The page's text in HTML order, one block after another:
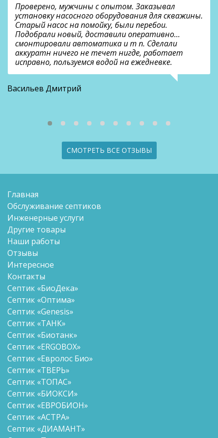
Проверено, мужчины с опытом. Заказывал
установку насосного оборудования для скважины.
Старый насос на помойку, были перебои.
Подобрали новый, доставили оперативно…
смонтировали автоматика и т п. Сделали
аккуратн ничего не течет нигде, работает
исправно, пользуемся водой на ежедневке.
Васильев Дмитрий
СМОТРЕТЬ ВСЕ ОТЗЫВЫ
Главная
Обслуживание септиков
Инженерные услуги
Другие товары
Наши работы
Отзывы
Интересное
Контакты
Септик «БиоДека»
Септик «Оптима»
Септик «Genesis»
Септик «ТАНК»
Септик «Биотанк»
Септик «ERGOBOX»
Септик «Евролос Био»
Септик «ТВЕРЬ»
Септик «ТОПАС»
Септик «БИОКСИ»
Септик «ЕВРОБИОН»
Септик «АСТРА»
Септик «ДИАМАНТ»